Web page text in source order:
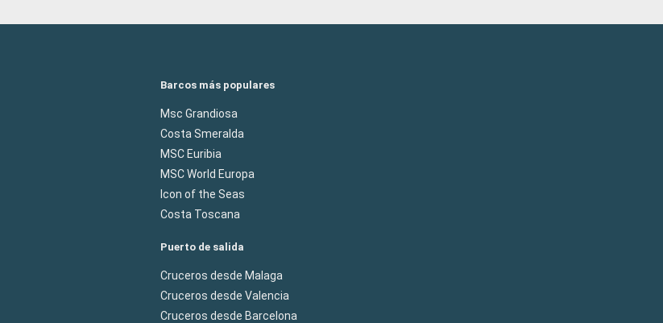
Barcos más populares
Msc Grandiosa
Costa Smeralda
MSC Euribia
MSC World Europa
Icon of the Seas
Costa Toscana
Puerto de salida
Cruceros desde Malaga
Cruceros desde Valencia
Cruceros desde Barcelona